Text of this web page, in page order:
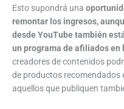
Esto supondrá una
remontar los ingresos,
desde YouTube también
un programa de afiliados en
creadores de contenidos
de productos recomendados
aquellos que publiquen